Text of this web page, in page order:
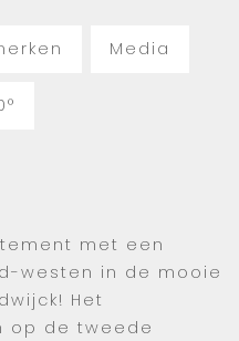
Media
met een
westen in de mooie
Het
op de tweede